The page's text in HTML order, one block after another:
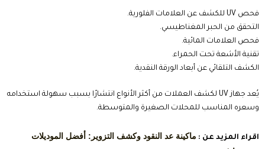
فحص UV للكشف عن العلامات الفلورية.
التحقق من الحبر المغناطيسي.
فحص العلامات المائية.
تقنية الأشعة تحت الحمراء.
الكشف التلقائي عن أبعاد الورقة النقدية.
يُعد جهاز UV لكشف العملات من أكثر الأنواع انتشارًا بسبب سهولة استخدامه
وسعره المناسب للمحلات الصغيرة والمتوسطة.
اقراء المزيد عن : ماكينة عد النقود وكشف التزوير: أفضل الموديلات